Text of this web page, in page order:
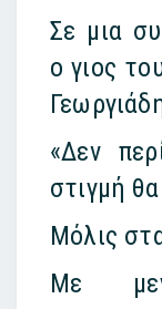
Σε μια
ο γιος
«Δεν
στιγμή
Μόλις
Με